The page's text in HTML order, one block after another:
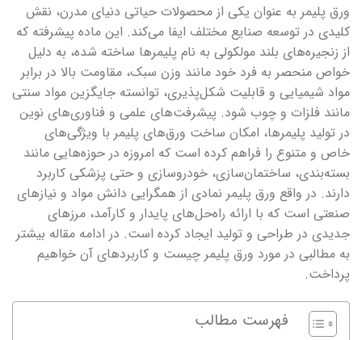
ورق پلیمر به عنوان یکی از محصولات حیاتی دنیای مدرن، نقش
کلیدی در توسعه صنایع مختلف ایفا می‌کند. این ماده پیشرفته که
از زنجیره‌های بلند مولکولی به نام پلیمرها ساخته شده، به دلیل
خواص منحصر به فرد خود مانند وزن سبک، مقاومت بالا در برابر
مواد شیمیایی و قابلیت شکل‌پذیری، توانسته جایگزین مواد سنتی
مانند فلزات و چوب شود. پیشرفت‌های علمی و فناوری‌های نوین
در تولید پلیمرها، امکان ساخت ورق‌های پلیمر با ویژگی‌های
خاص و متنوع را فراهم کرده است که امروزه در حوزه‌هایی مانند
بسته‌بندی، ساختمان‌سازی، خودروسازی و حتی پزشکی کاربرد
دارند. در واقع ورق پلیمر نمادی از همگرایی دانش مواد و نیازهای
صنعتی است که با ارائه راه‌حل‌های پایدار و کارآمد، مرزهای
جدیدی در طراحی و تولید ایجاد کرده است. در ادامه مقاله بیشتر
به مطالبی در مورد ورق پلیمر چیست و کاربردهای آن خواهیم
پرداخت.
فهرست مطالب